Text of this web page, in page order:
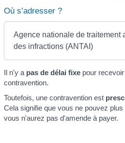
Où s’adresser ?
Agence nationale de traitement
des infractions (ANTAI)
Il n'y a pas de délai fixe pour
contravention.
Toutefois, une contravention est
Cela signifie que vous ne pouvez
vous n'aurez pas d'amende à payer.